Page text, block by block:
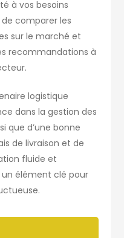
à vos besoins
comparer les
sur le marché et
recommandations à
logistique
dans la gestion des
que d’une bonne
de livraison et de
fluide et
élément clé pour